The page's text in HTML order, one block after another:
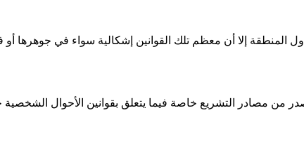
إلا أن معظم تلك القوانين إشكالية سواء في جوهرها
مصادر التشريع خاصة فيما يتعلق بقوانين الأحوال الشخصية